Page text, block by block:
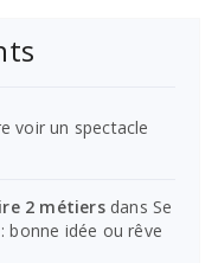
voir un spectacle
2 métiersdans Se
bonne idée ou rêve